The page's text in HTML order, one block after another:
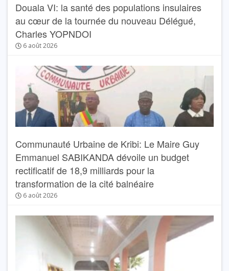
Douala VI: la santé des populations insulaires
au cœur de la tournée du nouveau Délégué,
Charles YOPNDOI
6 août 2026
Communauté Urbaine de Kribi: Le Maire Guy
Emmanuel SABIKANDA dévoile un budget
rectificatif de 18,9 milliards pour la
transformation de la cité balnéaire
6 août 2026